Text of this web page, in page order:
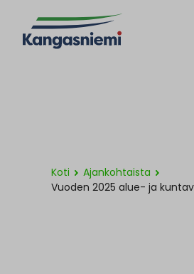
Koti
Ajankohtaista
Vuoden 2025 alue- ja